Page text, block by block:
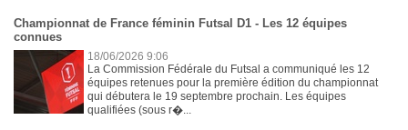
Championnat de France féminin Futsal D1 - Les 12 équipes
connues
18/06/2026 9:06
La Commission Fédérale du Futsal a communiqué les 12
équipes retenues pour la première édition du championnat
qui débutera le 19 septembre prochain. Les équipes
qualifiées (sous r�...